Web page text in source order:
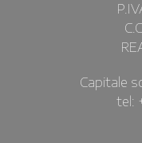
Capitale
tel: